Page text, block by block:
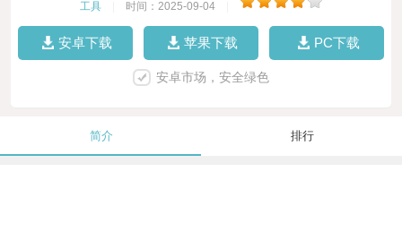
工具 时间：2025-09-04
安卓下载 苹果下载 PC下载
安卓市场，安全绿色
简介 排行